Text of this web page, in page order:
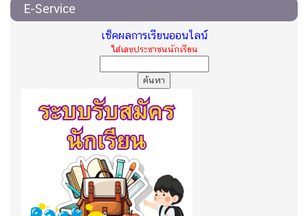
E-Service
เช็คผลการเรียนออนไลน์
ใส่เลขประชาชนนักเรียน